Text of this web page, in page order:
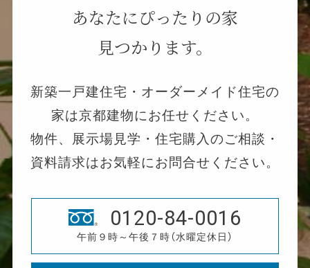
あなたにぴったりの家
見つかります。
新築一戸建住宅・オーダーメイド住宅の
家は京都建物にお任せください。
物件、展示場見学・住宅購入のご相談・
資料請求はお気軽にお問合せください。
0120-84-0016
午前９時～午後７時（水曜定休日）